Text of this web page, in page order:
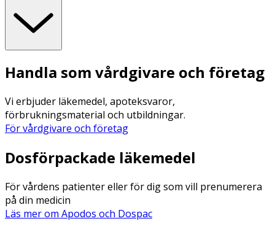
Handla som vårdgivare och företag
Vi erbjuder läkemedel, apoteksvaror,
förbrukningsmaterial och utbildningar.
För vårdgivare och företag
Dosförpackade läkemedel
För vårdens patienter eller för dig som vill prenumerera
på din medicin
Läs mer om Apodos och Dospac